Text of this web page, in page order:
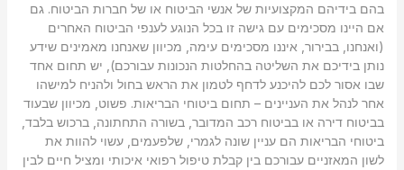
בהם בידיהם המקצועיות של אנשי הביטוח או של חברות הביטוח. גם
אם היינו מסכימים עם גישה זו בכל הנוגע לענפי הביטוח האחרים
(ואנחנו, בבירור, איננו מסכימים עימה, מכיוון שאנחנו מאמינים שידע
נותן בידיכם את השליטה בהחלטות הנכונות עבורכם), יש תחום אחד
שבו אסור לכם להיכנע לדחף לטמון את הראש בחול ולהניח למישהו
אחר לנהל את העניינים – תחום ביטוחי הבריאות. פשוט, מכיוון שבעוד
בביטוח דירה או בביטוח רכב המדובר, בשורה התחתונה, ברכוש בלבד,
ביטוחי הבריאות הם עניין שונה לגמרי, שלפעמים, עשוי להוות את
לשון המאזניים עבורכם בין קבלת טיפול רפואי איכותי ומציל חיים לבין